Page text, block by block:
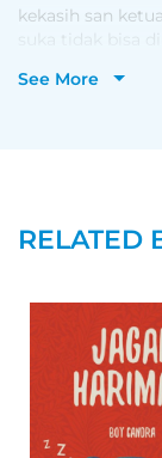
kekasih san
Impian Fianne
Mampukah
berakhir jatuh
hal lain yang
See More
RELATED